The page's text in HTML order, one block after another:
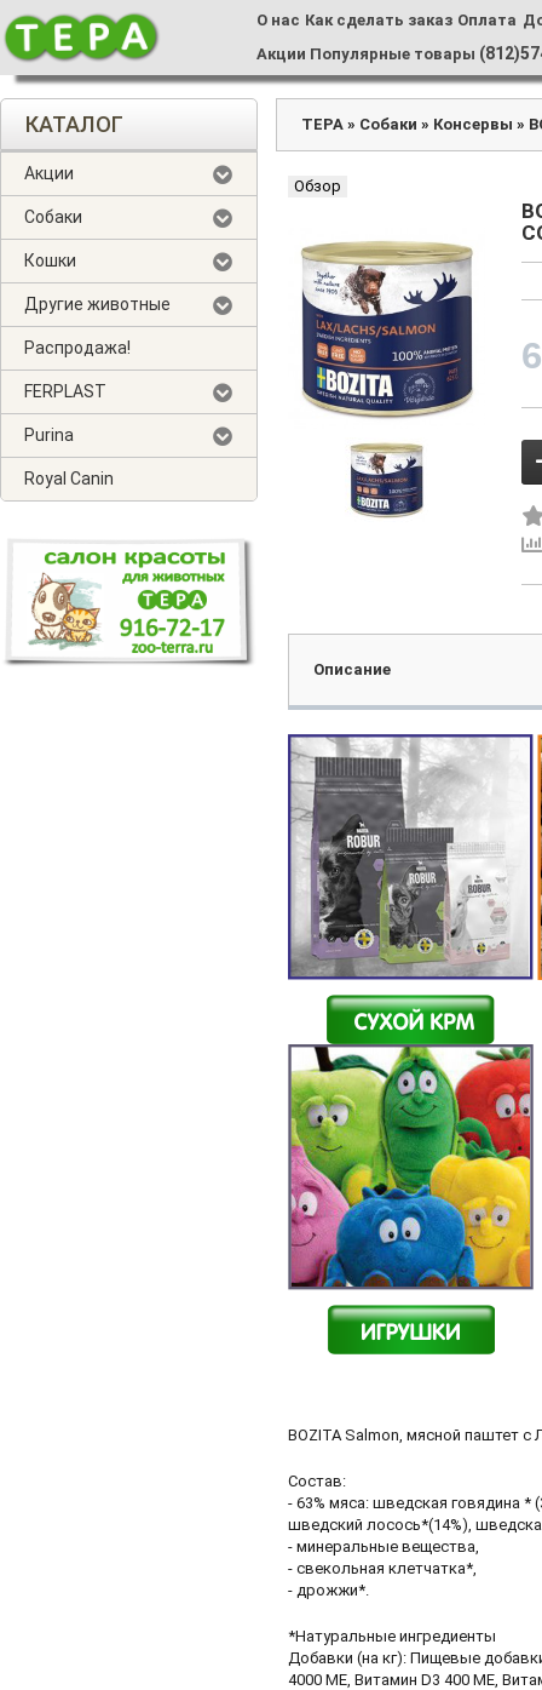
О нас Как сделать заказ Оплата
Акции Популярные товары
КАТАЛОГ
Акции
Собаки
Кошки
Другие животные
Распродажа!
FERPLAST
Purina
Royal Canin
ТЕРА » Собаки » Консервы »
Обзор
Описание
BOZITA Salmon, мясной паштет
Состав:
- 63% мяса: шведская говядина *
шведский лосось*(14%),
- минеральные вещества,
- свекольная клетчатка*,
- дрожжи*.
*Натуральные ингредиенты
Добавки (на кг): Пищевые
4000 МЕ, Витамин D3 400 МЕ,